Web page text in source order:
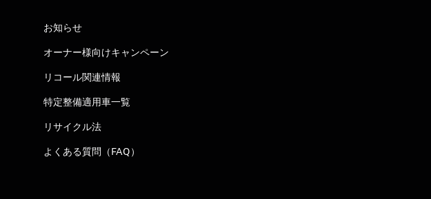
お知らせ
オーナー様向けキャンペーン
リコール関連情報
特定整備適用車一覧
リサイクル法
よくある質問（FAQ）